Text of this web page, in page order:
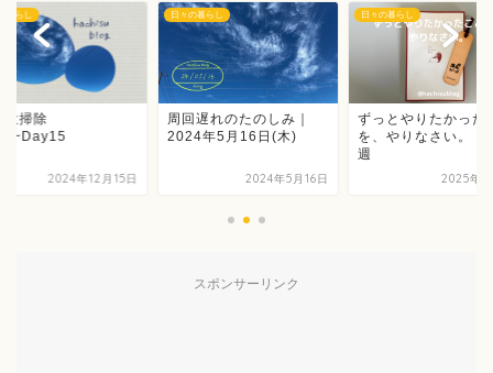
暮らし
大掃除
2024年12月15日
日々の暮らし
周回遅れのたのしみ｜
2024年5月16日(木)
2024年5月16日
日々の暮らし
ずっとやりたかった
を、やりなさい。｜
週
2025年3
スポンサーリンク